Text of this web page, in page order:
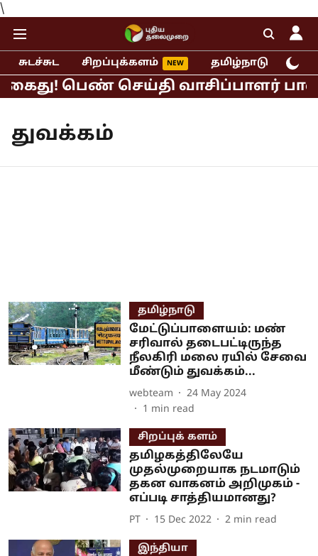
\
சுடச்சுட சிறப்புக்களம் தமிழ்நாடு
பெண் செய்தி வாசிப்பாளர்
துவக்கம்
தமிழ்நாடு
மேட்டுப்பாளையம்: மண்
சரிவால் தடைபட்டிருந்த
நீலகிரி மலை ரயில் சேவை
மீண்டும் துவக்கம்...
webteam
24 May 2024
1 min read
சிறப்புக் களம்
தமிழகத்திலேயே
முதல்முறையாக நடமாடும்
தகன வாகனம் அறிமுகம் -
எப்படி சாத்தியமானது?
PT 15 Dec 2022 2 min read
இந்தியா